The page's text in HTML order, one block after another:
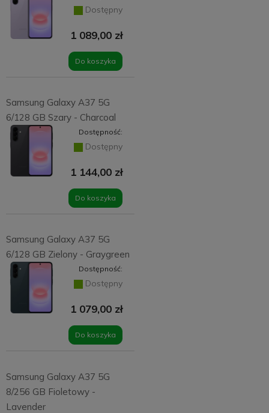
Dostępny
1 089,00 zł
Do koszyka
Samsung Galaxy A37 5G
6/128 GB Szary - Charcoal
Dostępność:
Dostępny
1 144,00 zł
Do koszyka
Samsung Galaxy A37 5G
6/128 GB Zielony - Graygreen
Dostępność:
Dostępny
1 079,00 zł
Do koszyka
Samsung Galaxy A37 5G
8/256 GB Fioletowy -
Lavender